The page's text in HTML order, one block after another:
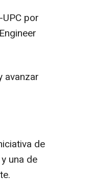
por
avanzar
de
una de